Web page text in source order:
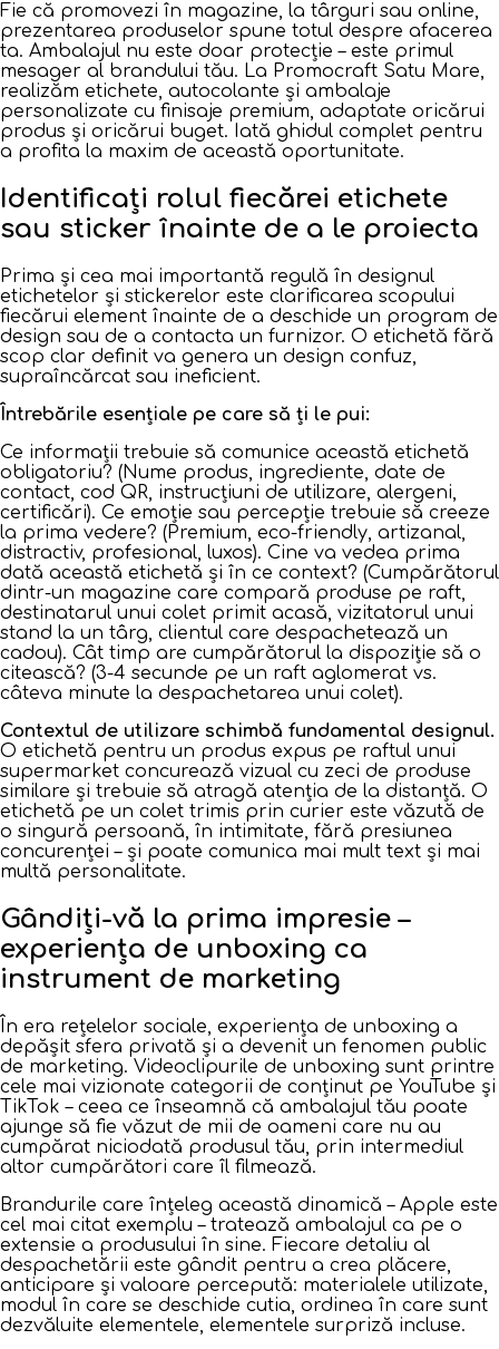
Fie că promovezi în magazine, la târguri sau online,
prezentarea produselor spune totul despre afacerea
ta. Ambalajul nu este doar protecție – este primul
mesager al brandului tău. La Promocraft Satu Mare,
realizăm etichete, autocolante și ambalaje
personalizate cu finisaje premium, adaptate oricărui
produs și oricărui buget. Iată ghidul complet pentru
a profita la maxim de această oportunitate.
Identificați rolul fiecărei etichete
sau sticker înainte de a le proiecta
Prima și cea mai importantă regulă în designul
etichetelor și stickerelor este clarificarea scopului
fiecărui element înainte de a deschide un program de
design sau de a contacta un furnizor. O etichetă fără
scop clar definit va genera un design confuz,
supraîncărcat sau ineficient.
Întrebările esențiale pe care să ți le pui:
Ce informații trebuie să comunice această etichetă
obligatoriu? (Nume produs, ingrediente, date de
contact, cod QR, instrucțiuni de utilizare, alergeni,
certificări). Ce emoție sau percepție trebuie să creeze
la prima vedere? (Premium, eco-friendly, artizanal,
distractiv, profesional, luxos). Cine va vedea prima
dată această etichetă și în ce context? (Cumpărătorul
dintr-un magazine care compară produse pe raft,
destinatarul unui colet primit acasă, vizitatorul unui
stand la un târg, clientul care despachetează un
cadou). Cât timp are cumpărătorul la dispoziție să o
citească? (3-4 secunde pe un raft aglomerat vs.
câteva minute la despachetarea unui colet).
Contextul de utilizare schimbă fundamental designul.
O etichetă pentru un produs expus pe raftul unui
supermarket concurează vizual cu zeci de produse
similare și trebuie să atragă atenția de la distanță. O
etichetă pe un colet trimis prin curier este văzută de
o singură persoană, în intimitate, fără presiunea
concurenței – și poate comunica mai mult text și mai
multă personalitate.
Gândiți-vă la prima impresie –
experiența de unboxing ca
instrument de marketing
În era rețelelor sociale, experiența de unboxing a
depășit sfera privată și a devenit un fenomen public
de marketing. Videoclipurile de unboxing sunt printre
cele mai vizionate categorii de conținut pe YouTube și
TikTok – ceea ce înseamnă că ambalajul tău poate
ajunge să fie văzut de mii de oameni care nu au
cumpărat niciodată produsul tău, prin intermediul
altor cumpărători care îl filmează.
Brandurile care înțeleg această dinamică – Apple este
cel mai citat exemplu – tratează ambalajul ca pe o
extensie a produsului în sine. Fiecare detaliu al
despachetării este gândit pentru a crea plăcere,
anticipare și valoare percepută: materialele utilizate,
modul în care se deschide cutia, ordinea în care sunt
dezvăluite elementele, elementele surpriză incluse.